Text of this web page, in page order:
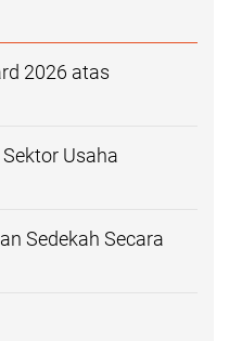
2026 atas
Usaha
Sedekah Secara